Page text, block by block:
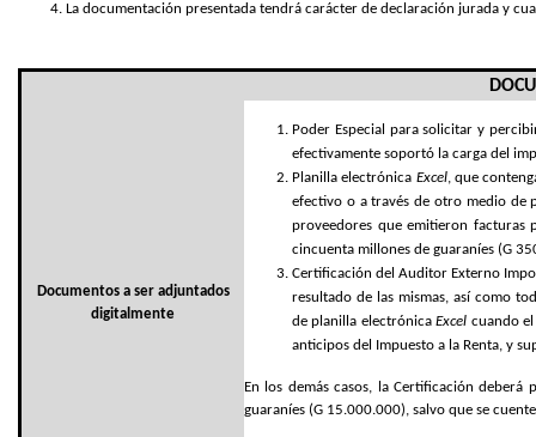
La documentación presentada tendrá carácter de declaración jurada y
Documentos a ser adjuntados
digitalmente
Poder Especial para solicitar y
efectivamente soportó la carga del
Planilla electrónica Excel, que
efectivo o a través de otro medio de
proveedores que emitieron facturas
cincuenta millones de guaraníes (G
Certificación del Auditor Externo
resultado de las mismas, así como
de planilla electrónicaExcel cuando
anticipos del Impuesto a la Renta, y
En los demás casos, la Certificación
guaraníes (G 15.000.000), salvo que se